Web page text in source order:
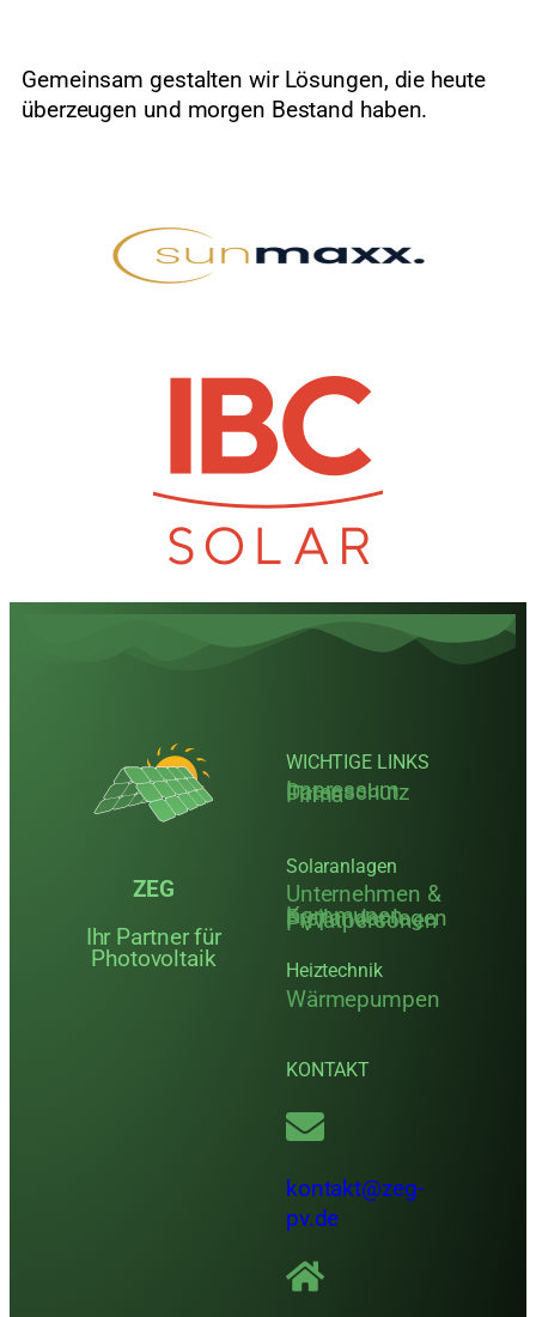
Gemeinsam gestalten wir Lösungen, die heute
überzeugen und morgen Bestand haben.
ZEG
Ihr Partner für
Photovoltaik
WICHTIGE LINKS
Impressum
Datenschutz
Firma
Solaranlagen
Unternehmen &
Kommunen
Freilandanlagen
Privatpersonen
PVT
Heiztechnik
Wärmepumpen
KONTAKT
kontakt@zeg-
pv.de